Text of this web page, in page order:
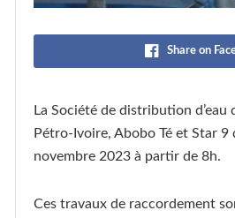
Share on
La Société de distribution
Pétro-Ivoire, Abobo Té et Star
novembre 2023 à partir de 8h.
Ces travaux de raccordement